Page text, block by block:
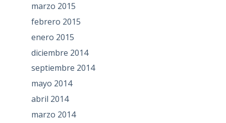
marzo 2015
febrero 2015
enero 2015
diciembre 2014
septiembre 2014
mayo 2014
abril 2014
marzo 2014